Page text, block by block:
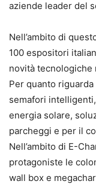
aziende leader del
Nell’ambito di
100 espositori
novità tecnologiche
Per quanto
semafori
energia solare,
parcheggi e per il
Nell’ambito di E-
protagoniste le
wall box e